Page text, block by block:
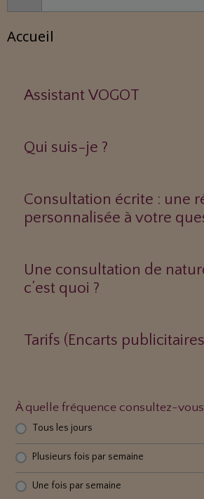
Accueil
Assistant VOGOT
Qui suis-je ?
Consultation écrite : une
personnalisée à votre
Une consultation de
c’est quoi ?
Tarifs (Encarts
À quelle fréquence consultez-vous
Tous les jours
Plusieurs fois par semaine
Une fois par semaine